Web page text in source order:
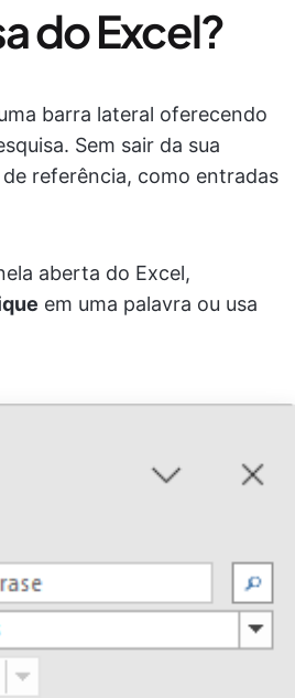
do Excel?
barra lateral oferecendo
Sem sair da sua
referência, como entradas
aberta do Excel,
em uma palavra ou usa